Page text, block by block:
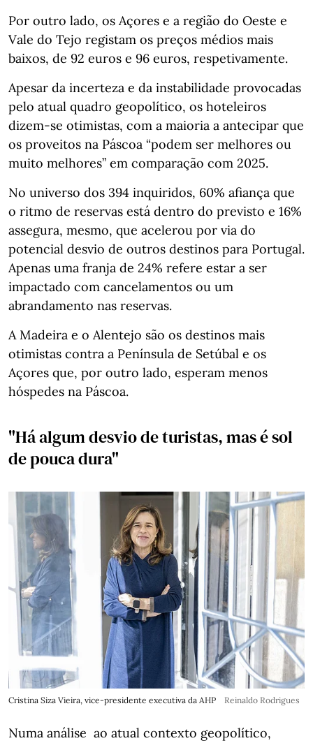
Por outro lado, os Açores e a região do Oeste e
Vale do Tejo registam os preços médios mais
baixos, de 92 euros e 96 euros, respetivamente.
Apesar da incerteza e da instabilidade provocadas
pelo atual quadro geopolítico, os hoteleiros
dizem-se otimistas, com a maioria a antecipar que
os proveitos na Páscoa “podem ser melhores ou
muito melhores” em comparação com 2025.
No universo dos 394 inquiridos, 60% afiança que
o ritmo de reservas está dentro do previsto e 16%
assegura, mesmo, que acelerou por via do
potencial desvio de outros destinos para Portugal.
Apenas uma franja de 24% refere estar a ser
impactado com cancelamentos ou um
abrandamento nas reservas.
A Madeira e o Alentejo são os destinos mais
otimistas contra a Península de Setúbal e os
Açores que, por outro lado, esperam menos
hóspedes na Páscoa.
"Há algum desvio de turistas, mas é sol
de pouca dura"
Cristina Siza Vieira, vice-presidente executiva da AHP Reinaldo Rodrigues
Numa análise ao atual contexto geopolítico,